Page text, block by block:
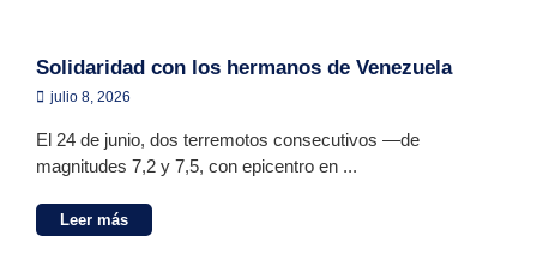
Solidaridad con los hermanos de Venezuela
julio 8, 2026
El 24 de junio, dos terremotos consecutivos —de
magnitudes 7,2 y 7,5, con epicentro en ...
Leer más